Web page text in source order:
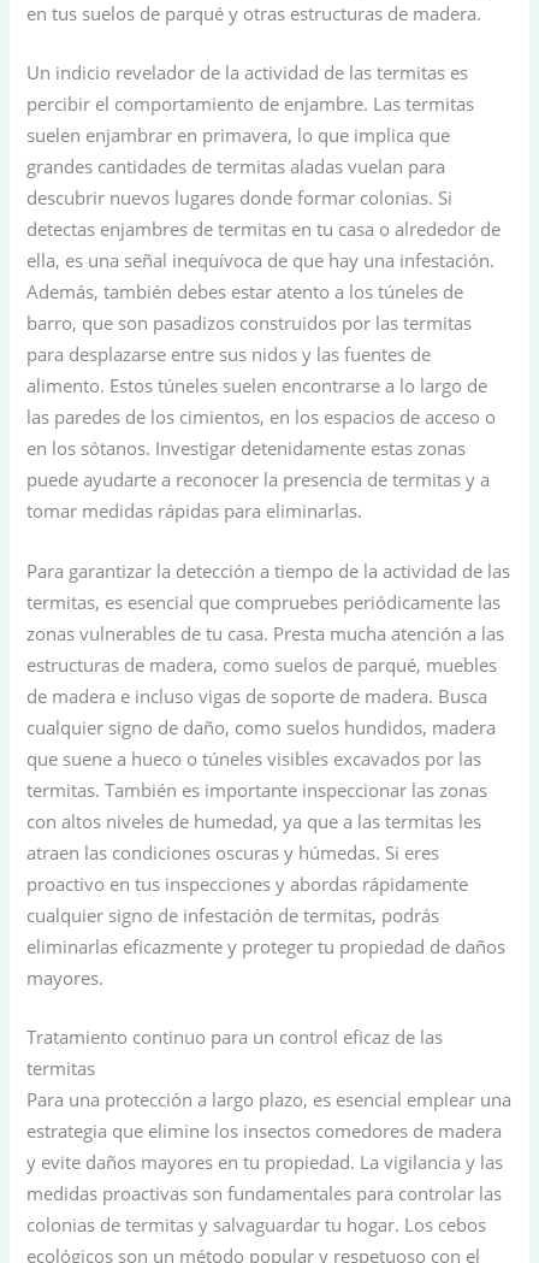
en tus suelos de parqué y otras estructuras de madera.
Un indicio revelador de la actividad de las termitas es
percibir el comportamiento de enjambre. Las termitas
suelen enjambrar en primavera, lo que implica que
grandes cantidades de termitas aladas vuelan para
descubrir nuevos lugares donde formar colonias. Si
detectas enjambres de termitas en tu casa o alrededor de
ella, es una señal inequívoca de que hay una infestación.
Además, también debes estar atento a los túneles de
barro, que son pasadizos construidos por las termitas
para desplazarse entre sus nidos y las fuentes de
alimento. Estos túneles suelen encontrarse a lo largo de
las paredes de los cimientos, en los espacios de acceso o
en los sótanos. Investigar detenidamente estas zonas
puede ayudarte a reconocer la presencia de termitas y a
tomar medidas rápidas para eliminarlas.
Para garantizar la detección a tiempo de la actividad de las
termitas, es esencial que compruebes periódicamente las
zonas vulnerables de tu casa. Presta mucha atención a las
estructuras de madera, como suelos de parqué, muebles
de madera e incluso vigas de soporte de madera. Busca
cualquier signo de daño, como suelos hundidos, madera
que suene a hueco o túneles visibles excavados por las
termitas. También es importante inspeccionar las zonas
con altos niveles de humedad, ya que a las termitas les
atraen las condiciones oscuras y húmedas. Si eres
proactivo en tus inspecciones y abordas rápidamente
cualquier signo de infestación de termitas, podrás
eliminarlas eficazmente y proteger tu propiedad de daños
mayores.
Tratamiento continuo para un control eficaz de las
termitas
Para una protección a largo plazo, es esencial emplear una
estrategia que elimine los insectos comedores de madera
y evite daños mayores en tu propiedad. La vigilancia y las
medidas proactivas son fundamentales para controlar las
colonias de termitas y salvaguardar tu hogar. Los cebos
ecológicos son un método popular y respetuoso con el